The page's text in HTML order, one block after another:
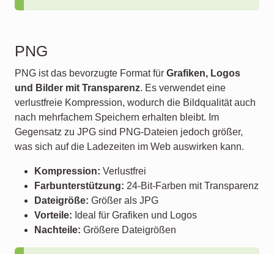
PNG
PNG ist das bevorzugte Format für Grafiken, Logos
und Bilder mit Transparenz. Es verwendet eine
verlustfreie Kompression, wodurch die Bildqualität auch
nach mehrfachem Speichern erhalten bleibt. Im
Gegensatz zu JPG sind PNG-Dateien jedoch größer,
was sich auf die Ladezeiten im Web auswirken kann.
Kompression: Verlustfrei
Farbunterstützung: 24-Bit-Farben mit Transparenz
Dateigröße: Größer als JPG
Vorteile: Ideal für Grafiken und Logos
Nachteile: Größere Dateigrößen